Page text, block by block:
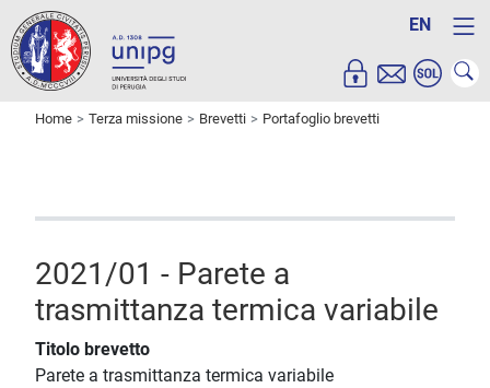
EN
Home Terza missione Brevetti Portafoglio brevetti
2021/01 - Parete a
trasmittanza termica variabile
Titolo brevetto
Parete a trasmittanza termica variabile